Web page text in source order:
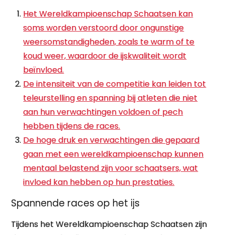
Het Wereldkampioenschap Schaatsen kan
soms worden verstoord door ongunstige
weersomstandigheden, zoals te warm of te
koud weer, waardoor de ijskwaliteit wordt
beïnvloed.
De intensiteit van de competitie kan leiden tot
teleurstelling en spanning bij atleten die niet
aan hun verwachtingen voldoen of pech
hebben tijdens de races.
De hoge druk en verwachtingen die gepaard
gaan met een wereldkampioenschap kunnen
mentaal belastend zijn voor schaatsers, wat
invloed kan hebben op hun prestaties.
Spannende races op het ijs
Tijdens het Wereldkampioenschap Schaatsen zijn